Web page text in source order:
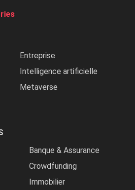
Entreprise
Intelligence artificielle
Metaverse
Banque & Assurance
Crowdfunding
Immobilier